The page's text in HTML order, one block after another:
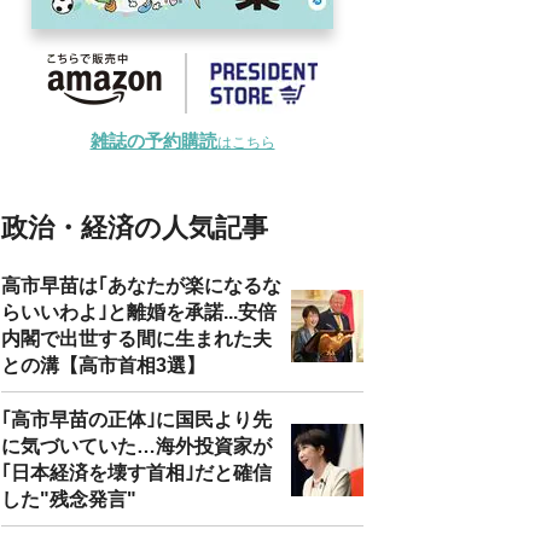
雑誌の予約購読はこちら
政治・経済の人気記事
高市早苗は｢あなたが楽になるな
らいいわよ｣と離婚を承諾...安倍
内閣で出世する間に生まれた夫
との溝【高市首相3選】
｢高市早苗の正体｣に国民より先
に気づいていた…海外投資家が
｢日本経済を壊す首相｣だと確信
した"残念発言"